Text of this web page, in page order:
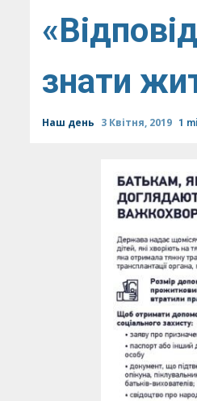
знати
Наш день 3 Квітня, 2019 1